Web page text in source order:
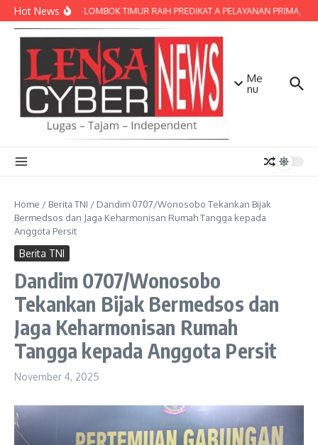
Lewati ke konten
Hot NewsPOLRES LOMBOK TIMUR RAIH PREDIKAT A PELAYANAN PRIMA,
Me
nu
Home / Berita TNI / Dandim 0707/Wonosobo Tekankan Bijak
Bermedsos dan Jaga Keharmonisan Rumah Tangga kepada
Anggota Persit
Berita TNI
Dandim 0707/Wonosobo
Tekankan Bijak Bermedsos dan
Jaga Keharmonisan Rumah
Tangga kepada Anggota Persit
November 4, 2025